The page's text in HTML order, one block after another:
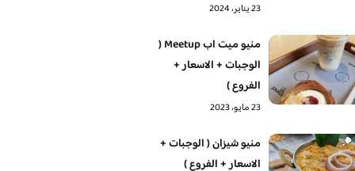
23 يناير، 2024
منيو ميت اب Meetup (
الوجبات + الاسعار +
الفروع )
23 مايو، 2023
منيو شيزان ( الوجبات +
الاسعار + الفروع )